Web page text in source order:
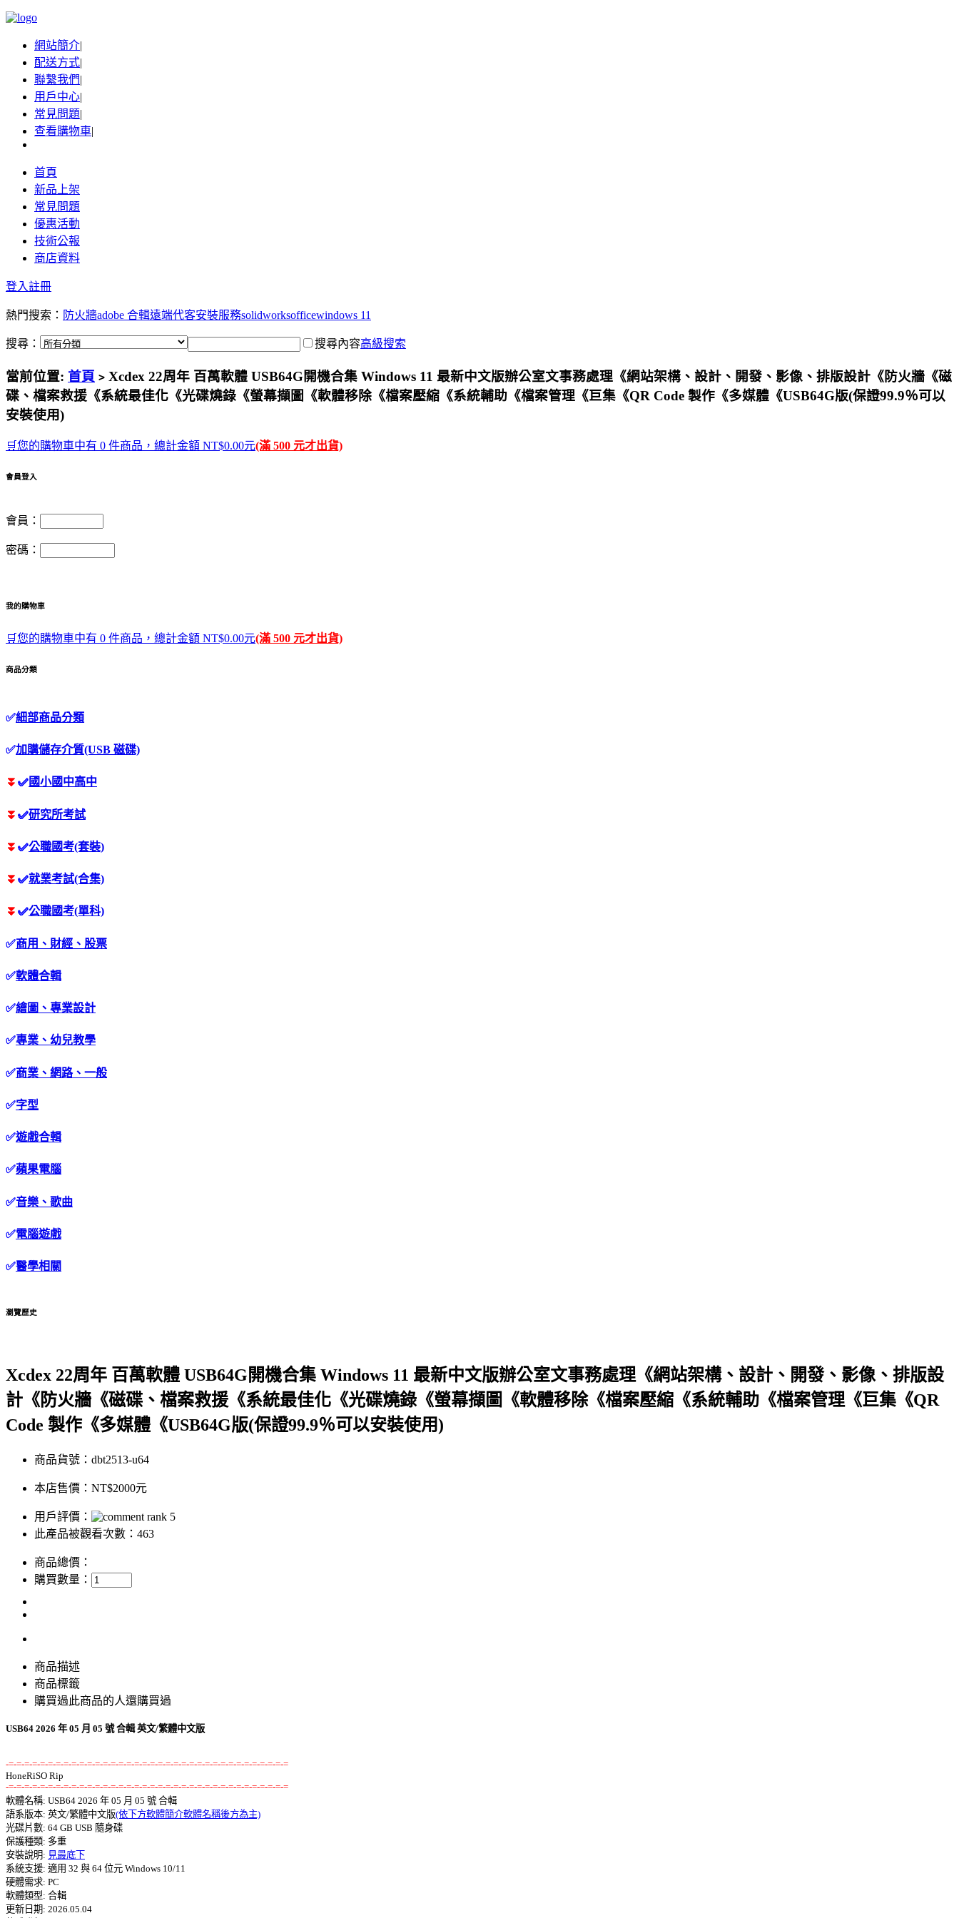
網站簡介|
配送方式|
聯繫我們|
用戶中心|
常見問題|
查看購物車|
首頁
新品上架
常見問題
優惠活動
技術公報
商店資料
登入註冊
熱門搜索： 防火牆adobe 合輯遠端代客安裝服務solidworksofficewindows 11
搜尋： 搜尋內容高級搜索
當前位置: 首頁 > Xcdex 22周年 百萬軟體 USB64G開機合集 Windows 11 最新中文版辦公室文事務處理《網站架構、設計、開發、影像、排版設計《防火牆《磁
碟、檔案救援《系統最佳化《光碟燒錄《螢幕擷圖《軟體移除《檔案壓縮《系統輔助《檔案管理《巨集《QR Code 製作《多媒體《USB64G版(保證99.9％可以
安裝使用)
🛒您的購物車中有 0 件商品，總計金額 NT$0.00元(滿 500 元才出貨)
會員登入
會員：
密碼：
我的購物車
🛒您的購物車中有 0 件商品，總計金額 NT$0.00元(滿 500 元才出貨)
商品分類
✅細部商品分類
✅加購儲存介質(USB 磁碟)
⏬ ✅國小國中高中
⏬ ✅研究所考試
⏬ ✅公職國考(套裝)
⏬ ✅就業考試(合集)
⏬ ✅公職國考(單科)
✅商用、財經、股票
✅軟體合輯
✅繪圖、專業設計
✅專業、幼兒教學
✅商業、網路、一般
✅字型
✅遊戲合輯
✅蘋果電腦
✅音樂、歌曲
✅電腦遊戲
✅醫學相關
瀏覽歷史
Xcdex 22周年 百萬軟體 USB64G開機合集 Windows 11 最新中文版辦公室文事務處理《網站架構、設計、開發、影像、排版設
計《防火牆《磁碟、檔案救援《系統最佳化《光碟燒錄《螢幕擷圖《軟體移除《檔案壓縮《系統輔助《檔案管理《巨集《QR
Code 製作《多媒體《USB64G版(保證99.9％可以安裝使用)
商品貨號：dbt2513-u64
本店售價： NT$2000元
用戶評價：
此產品被觀看次數：463
商品總價：
購買數量：
商品描述
商品標籤
購買過此商品的人還購買過
USB64 2026 年 05 月 05 號 合輯 英文/繁體中文版
-=-=-=-=-=-=-=-=-=-=-=-=-=-=-=-=-=-=-=-=-=-=-=-=-=-=-=-=-=-=-=-=-=-=-=-=
-=-=-=-=-=-=-=-=-=-=-=-=-=-=-=-=-=-=-=-=-=-=-=-=-=-=-=-=-=-=-=-=-=-=-=-=
軟體名稱: USB64 2026 年 05 月 05 號 合輯
語系版本: 英文/繁體中文版(依下方軟體簡介軟體名稱後方為主)
光碟片數: 64 GB USB 隨身碟
保護種類: 多重
安裝說明: 見最底下
系統支援: 適用 32 與 64 位元 Windows 10/11
硬體需求: PC
軟體類型: 合輯
更新日期: 2026.05.04